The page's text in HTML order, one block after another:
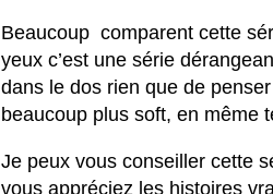
Beaucoup comparent cette
yeux c’est une série
dans le dos rien que de
beaucoup plus soft, en même
Je peux vous conseiller cette
vous appréciez les histoires